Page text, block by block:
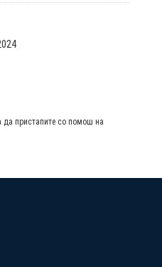
да пристапите со помош на